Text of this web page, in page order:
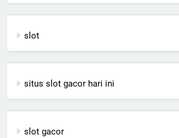
slot
situs slot gacor hari ini
slot gacor